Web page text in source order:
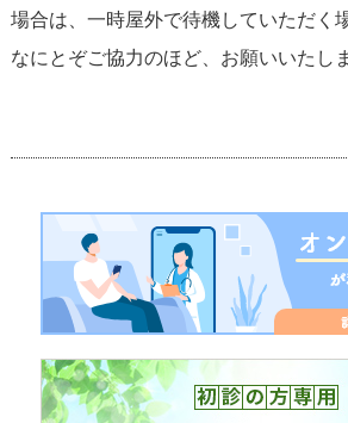
場合は、一時屋外で待機していただく
なにとぞご協力のほど、お願いいたし